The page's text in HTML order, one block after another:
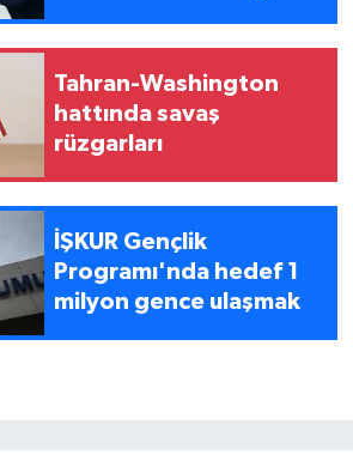
Tahran-Washington
hattında savaş
rüzgarları
İŞKUR Gençlik
Programı'nda hedef 1
milyon gence ulaşmak